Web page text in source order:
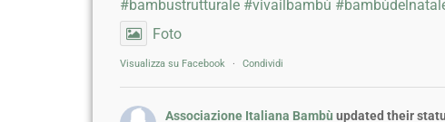
#bambustrutturale #vivailbambù
Foto
Visualizza su Facebook · Condividi
Associazione Italiana Bambù updated their